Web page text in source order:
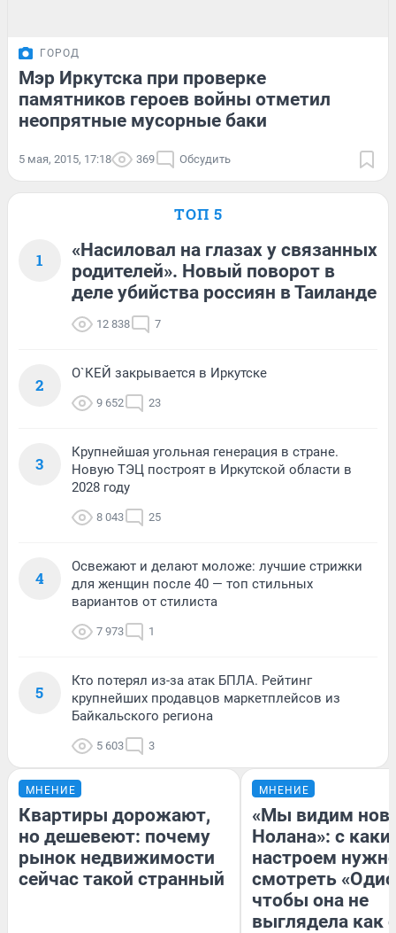
ГОРОД
Мэр Иркутска при проверке
памятников героев войны отметил
неопрятные мусорные баки
5 мая, 2015, 17:18 369 Обсудить
ТОП 5
1
«Насиловал на глазах у связанных
родителей». Новый поворот в
деле убийства россиян в Таиланде
12 838 7
2
О`КЕЙ закрывается в Иркутске
9 652 23
3
Крупнейшая угольная генерация в стране.
Новую ТЭЦ построят в Иркутской области в
2028 году
8 043 25
4
Освежают и делают моложе: лучшие стрижки
для женщин после 40 — топ стильных
вариантов от стилиста
7 973 1
5
Кто потерял из-за атак БПЛА. Рейтинг
крупнейших продавцов маркетплейсов из
Байкальского региона
5 603 3
МНЕНИЕ
Квартиры дорожают,
но дешевеют: почему
рынок недвижимости
сейчас такой странный
МНЕНИЕ
«Мы видим
Нолана»: с
настроем
смотреть
чтобы она не
выглядела как